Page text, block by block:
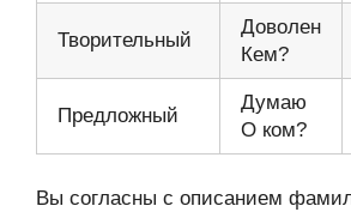
Творительный
Доволен
Кем?
Предложный
Думаю
О ком?
Вы согласны с описанием